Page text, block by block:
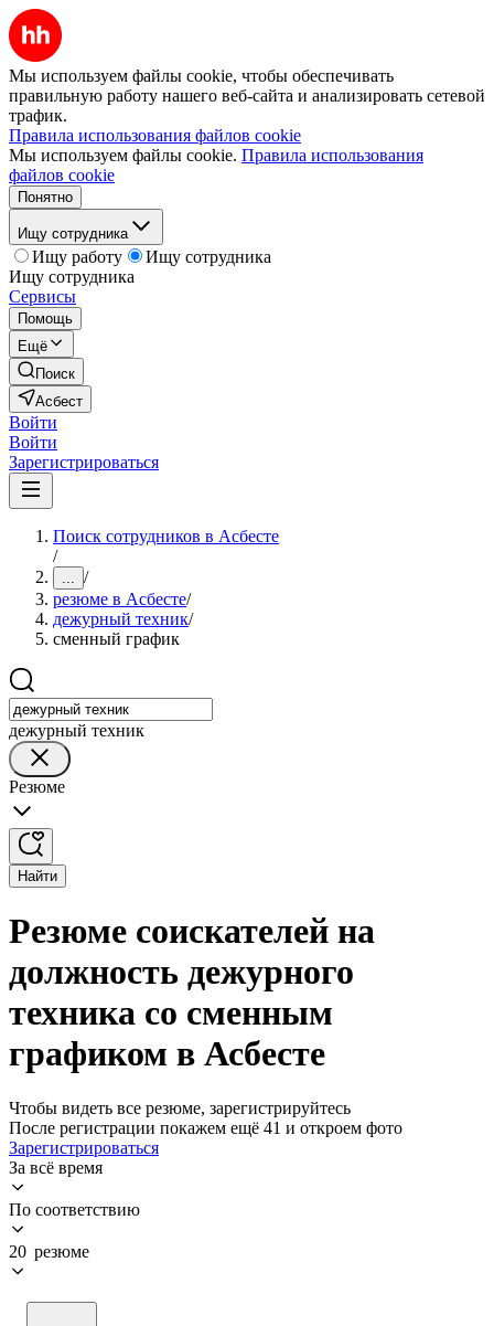
Мы используем файлы cookie, чтобы обеспечивать
правильную работу нашего веб-сайта и анализировать сетевой
трафик.
Правила использования файлов cookie
Мы используем файлы cookie. Правила использования
файлов cookie
Понятно
Ищу сотрудника
Ищу работу
Ищу сотрудника
Ищу сотрудника
Сервисы
Помощь
Ещё
Поиск
Асбест
Войти
Войти
Зарегистрироваться
Поиск сотрудников в Асбесте
/
... /
резюме в Асбесте/
дежурный техник/
сменный график
дежурный техник
Резюме
Найти
Резюме соискателей на
должность дежурного
техника со сменным
графиком в Асбесте
Чтобы видеть все резюме, зарегистрируйтесь
После регистрации покажем ещё 41 и откроем фото
Зарегистрироваться
За всё время
По соответствию
20 резюме